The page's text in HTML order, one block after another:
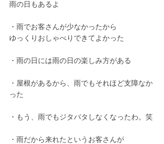
雨の日もあるよ
・雨でお客さんが少なかったから
ゆっくりおしゃべりできてよかった
・雨の日には雨の日の楽しみ方がある
・屋根があるから、雨でもそれほど支障なか
った
・もう、雨でもジタバタしなくなったわ。笑
・雨だから来れたというお客さんが